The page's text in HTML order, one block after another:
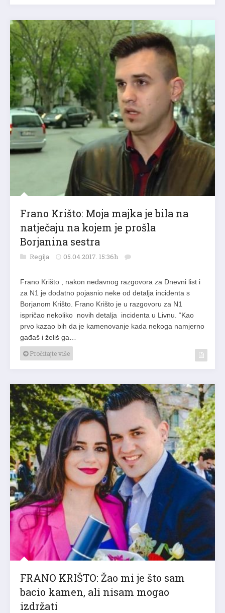
Frano Krišto: Moja majka je bila na
natječaju na kojem je prošla
Borjanina sestra
Regija 05.04.2017. 15:36h
Frano Krišto , nakon nedavnog razgovora za Dnevni list i
za N1 je dodatno pojasnio neke od detalja incidenta s
Borjanom Krišto. Frano Krišto je u razgovoru za N1
ispričao nekoliko novih detalja incidenta u Livnu. “Kao
prvo kazao bih da je kamenovanje kada nekoga namjerno
gađaš i želiš ga…
Pročitajte više
FRANO KRIŠTO: Žao mi je što sam
bacio kamen, ali nisam mogao
izdržati